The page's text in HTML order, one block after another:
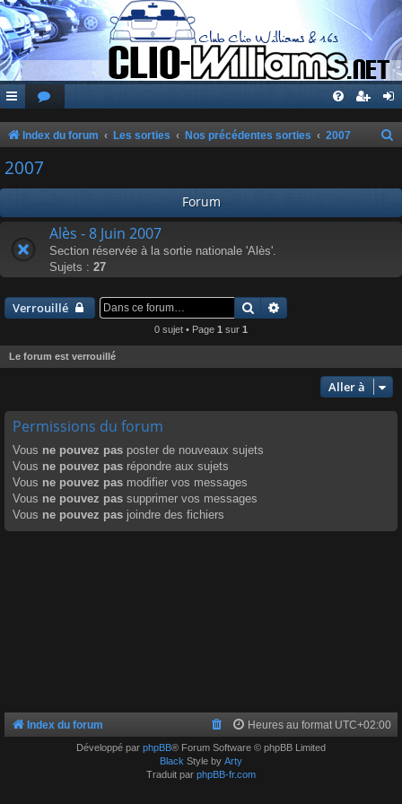
Index du forum Les sorties Nos précédentes sorties 2007
c
r
2007
Forum
Alès - 8 Juin 2007
Section réservée à la sortie nationale 'Alès'.
Sujets : 27
Verrouillé Rechercher
0 sujet • Page 1 sur 1
Le forum est verrouillé
Aller à
Permissions du forum
Vous ne pouvez pas poster de nouveaux sujets
Vous ne pouvez pas répondre aux sujets
Vous ne pouvez pas modifier vos messages
Vous ne pouvez pas supprimer vos messages
Vous ne pouvez pas joindre des fichiers
Index du forum Heures au format UTC+02:00
Développé par phpBB® Forum Software © phpBB Limited
Black Style by Arty
Traduit par phpBB-fr.com